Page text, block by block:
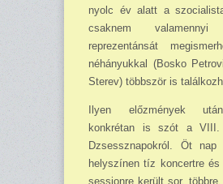
nyolc év alatt a
csaknem valamennyi
reprezentánsát
néhányukkal (Bosko
Sterev) több­ször is
Ilyen előzmények
konkrétan is szót a VIII.
Dzsessznapokról. Öt
helyszínen tíz koncertre és
sessionre került sor,